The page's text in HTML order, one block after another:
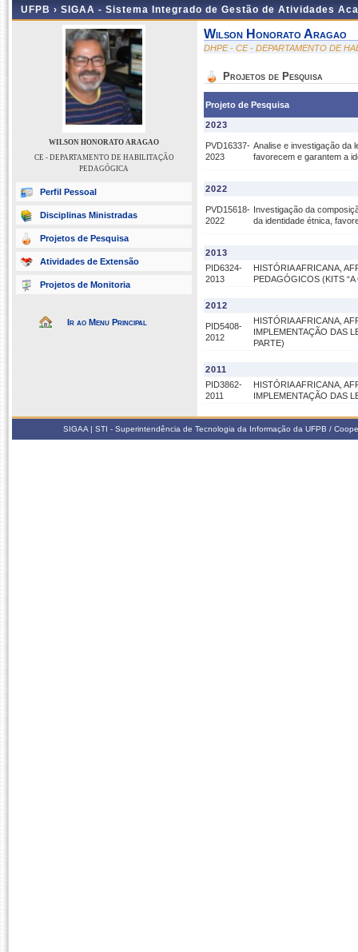
UFPB › SIGAA - Sistema Integrado de Gestão de Atividades
WILSON HONORATO ARAGAO
CE - DEPARTAMENTO DE HABILITAÇÃO
PEDAGÓGICA
Perfil Pessoal
Disciplinas Ministradas
Projetos de Pesquisa
Atividades de Extensão
Projetos de Monitoria
Ir ao Menu Principal
Wilson Honorato Aragao
DHPE - CE - DEPARTAMENTO DE
Projetos de Pesquisa
Projeto de Pesquisa
2023
PVD16337-
2023
Analise e investigação da
favorecem e garantem a
2022
PVD15618-
2022
Investigação da
da identidade étnica,
2013
PID6324-
2013
HISTÓRIA AFRICANA,
PEDAGÓGICOS (KITS
2012
PID5408-
2012
HISTÓRIA AFRICANA,
IMPLEMENTAÇÃO DAS
PARTE)
2011
PID3862-
2011
HISTÓRIA AFRICANA,
IMPLEMENTAÇÃO DAS
SIGAA | STI - Superintendência de Tecnologia da Informação da UFPB /